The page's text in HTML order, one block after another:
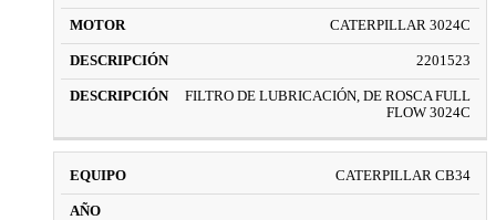
CATERPILLAR 3024C
2201523
FILTRO DE LUBRICACIÓN, DE ROSCA FULL
FLOW 3024C
CATERPILLAR CB34